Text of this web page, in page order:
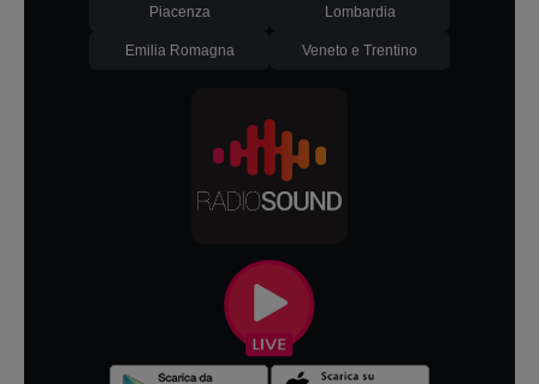
Piacenza Lombardia
Emilia Romagna Veneto e Trentino